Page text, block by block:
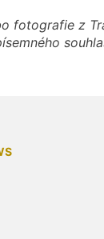
fotografie z